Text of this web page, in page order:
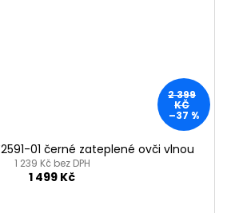
2 399
KČ
–37 %
01 černé zateplené ovči vlnou
1 239 Kč bez DPH
1 499 Kč